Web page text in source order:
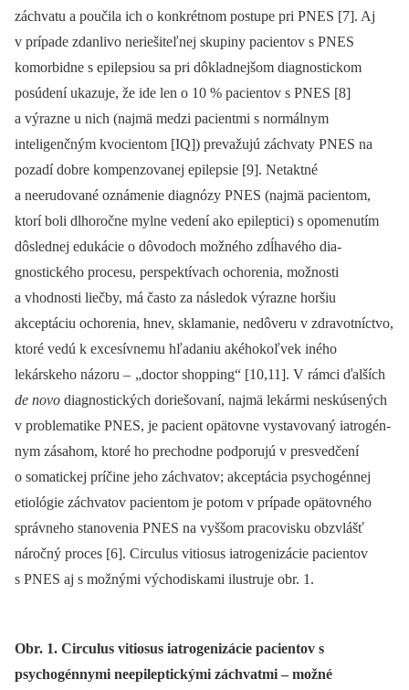
záchvatu a poučila ich o konkrétnom postupe pri PNES [7]. Aj
v prípade zdanlivo neriešiteľnej skupiny pa­cientov s PNES
komorbidne s epilepsiou sa pri dôkladnejšom dia­gnostickom
posúdení ukazuje, že ide len o 10 % pa­cientov s PNES [8]
a výrazne u nich (najmä medzi pa­cientmi s normálnym
inteligenčným kvocientom [IQ]) prevažujú záchvaty PNES na
pozadí dobre kompenzovanej epilepsie [9]. Netaktné
a neerudované oznámenie dia­gnózy PNES (najmä pa­cientom,
ktorí boli dlhoročne mylne vedení ako epileptici) s opomenutím
dôslednej edukácie o dôvodoch možného zdĺhavého dia­
gnostického procesu, perspektívach ochorenia, možnosti
a vhodnosti liečby, má často za následok výrazne horšiu
akceptáciu ochorenia, hnev, sklamanie, nedôveru v zdravotníctvo,
ktoré vedú k excesívnemu hľadaniu akéhokoľvek iného
lekárskeho názoru – „doctor shopping“ [10,11]. V rámci ďalších
de novo dia­gnostických doriešovaní, najmä lekármi neskúsených
v problematike PNES, je pa­cient opätovne vystavovaný iatrogén­
nym zásahom, ktoré ho prechodne podporujú v presvedčení
o somatickej príčine jeho záchvatov; akceptácia psychogén­nej
etiológie záchvatov pa­cientom je potom v prípade opätovného
správneho stanovenia PNES na vyššom pracovisku obzvlášť
náročný proces [6]. Circulus vitiosus iatrogenizácie pa­cientov
s PNES aj s možnými východiskami ilustruje obr. 1.
Obr. 1. Circulus vitiosus iatrogenizácie pacientov s
psychogénnymi neepileptickými záchvatmi – možné